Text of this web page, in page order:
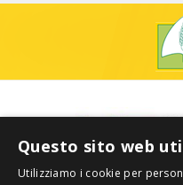
Questo sito web
Utilizziamo i cookie per